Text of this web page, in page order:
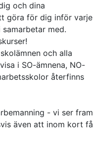
och dina
göra för dig inför varje
med.
och alla
i SO-ämnena, NO-
återfinns
- vi ser fram
även att inom kort få